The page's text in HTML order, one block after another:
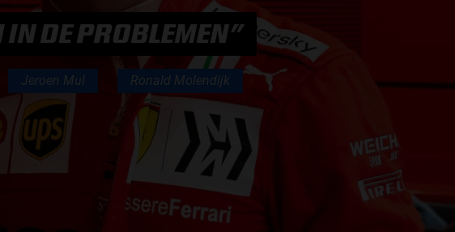
IN DE PROBLEMEN”
Jeroen Mul
Ronald Molendijk